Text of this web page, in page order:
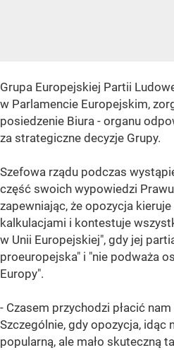
Grupa Europejskiej Partii
w Parlamencie Europejskim,
posiedzenie Biura - organu
za strategiczne decyzje Grupy.
Szefowa rządu podczas
część swoich wypowiedzi
zapewniając, że opozycja
kalkulacjami i kontestuje
w Unii Europejskiej", gdy jej
proeuropejska" i "nie podważa
Europy".
- Czasem przychodzi płacić
Szczególnie, gdy opozycja, idąc
popularną, ale mało skuteczną